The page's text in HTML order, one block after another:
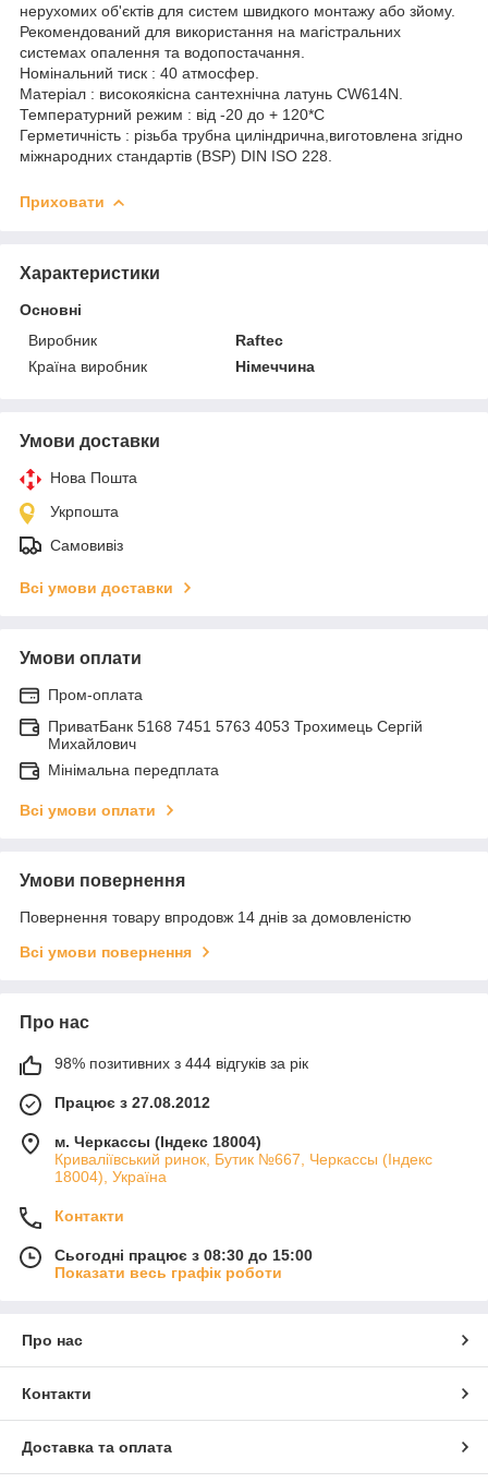
нерухомих об'єктів для систем швидкого монтажу або зйому.
Рекомендований для використання на магістральних
системах опалення та водопостачання.
Номінальний тиск : 40 атмосфер.
Матеріал : високоякісна сантехнічна латунь CW614N.
Температурний режим : від -20 до + 120*C
Герметичність : різьба трубна циліндрична,виготовлена згідно
міжнародних стандартів (ВЅР) DIN ISO 228.
Приховати
Характеристики
Основні
Виробник
Raftec
Країна виробник
Німеччина
Умови доставки
Нова Пошта
Укрпошта
Самовивіз
Всі умови доставки
Умови оплати
Пром-оплата
ПриватБанк 5168 7451 5763 4053 Трохимець Сергій
Михайлович
Мінімальна передплата
Всі умови оплати
Умови повернення
Повернення товару впродовж 14 днів за домовленістю
Всі умови повернення
Про нас
98% позитивних з 444 відгуків за рік
Працює з 27.08.2012
м. Черкассы (Індекс 18004)
Криваліївський ринок, Бутик №667, Черкассы (Індекс
18004), Україна
Контакти
Сьогодні працює з 08:30 до 15:00
Показати весь графік роботи
Про нас
Контакти
Доставка та оплата